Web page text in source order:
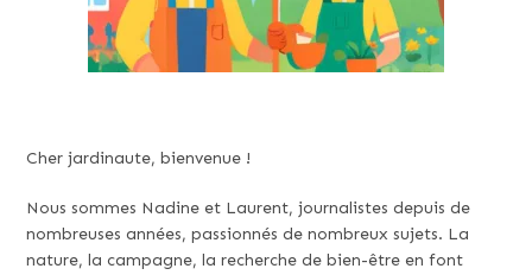
Cher jardinaute, bienvenue !
Nous sommes Nadine et Laurent, journalistes depuis de
nombreuses années, passionnés de nombreux sujets. La
nature, la campagne, la recherche de bien-être en font